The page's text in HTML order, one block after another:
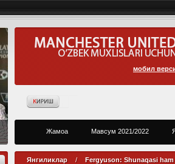
мобил
Жамоа Мавсум 2021/2022
Янгиликлар / Fergyuson: Shunaqasi